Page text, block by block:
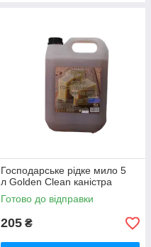
Господарське рідке мило 5
л Golden Clean каністра
Готово до відправки
205 ₴